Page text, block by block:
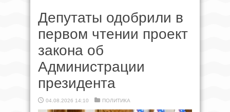
Депутаты одобрили в
первом чтении проект
закона об
Администрации
президента
04.08.2026 14:10 ПОЛИТИКА